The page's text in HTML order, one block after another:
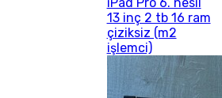
13 inç 2 tb 16 ram
çiziksiz (m2
işlemci)